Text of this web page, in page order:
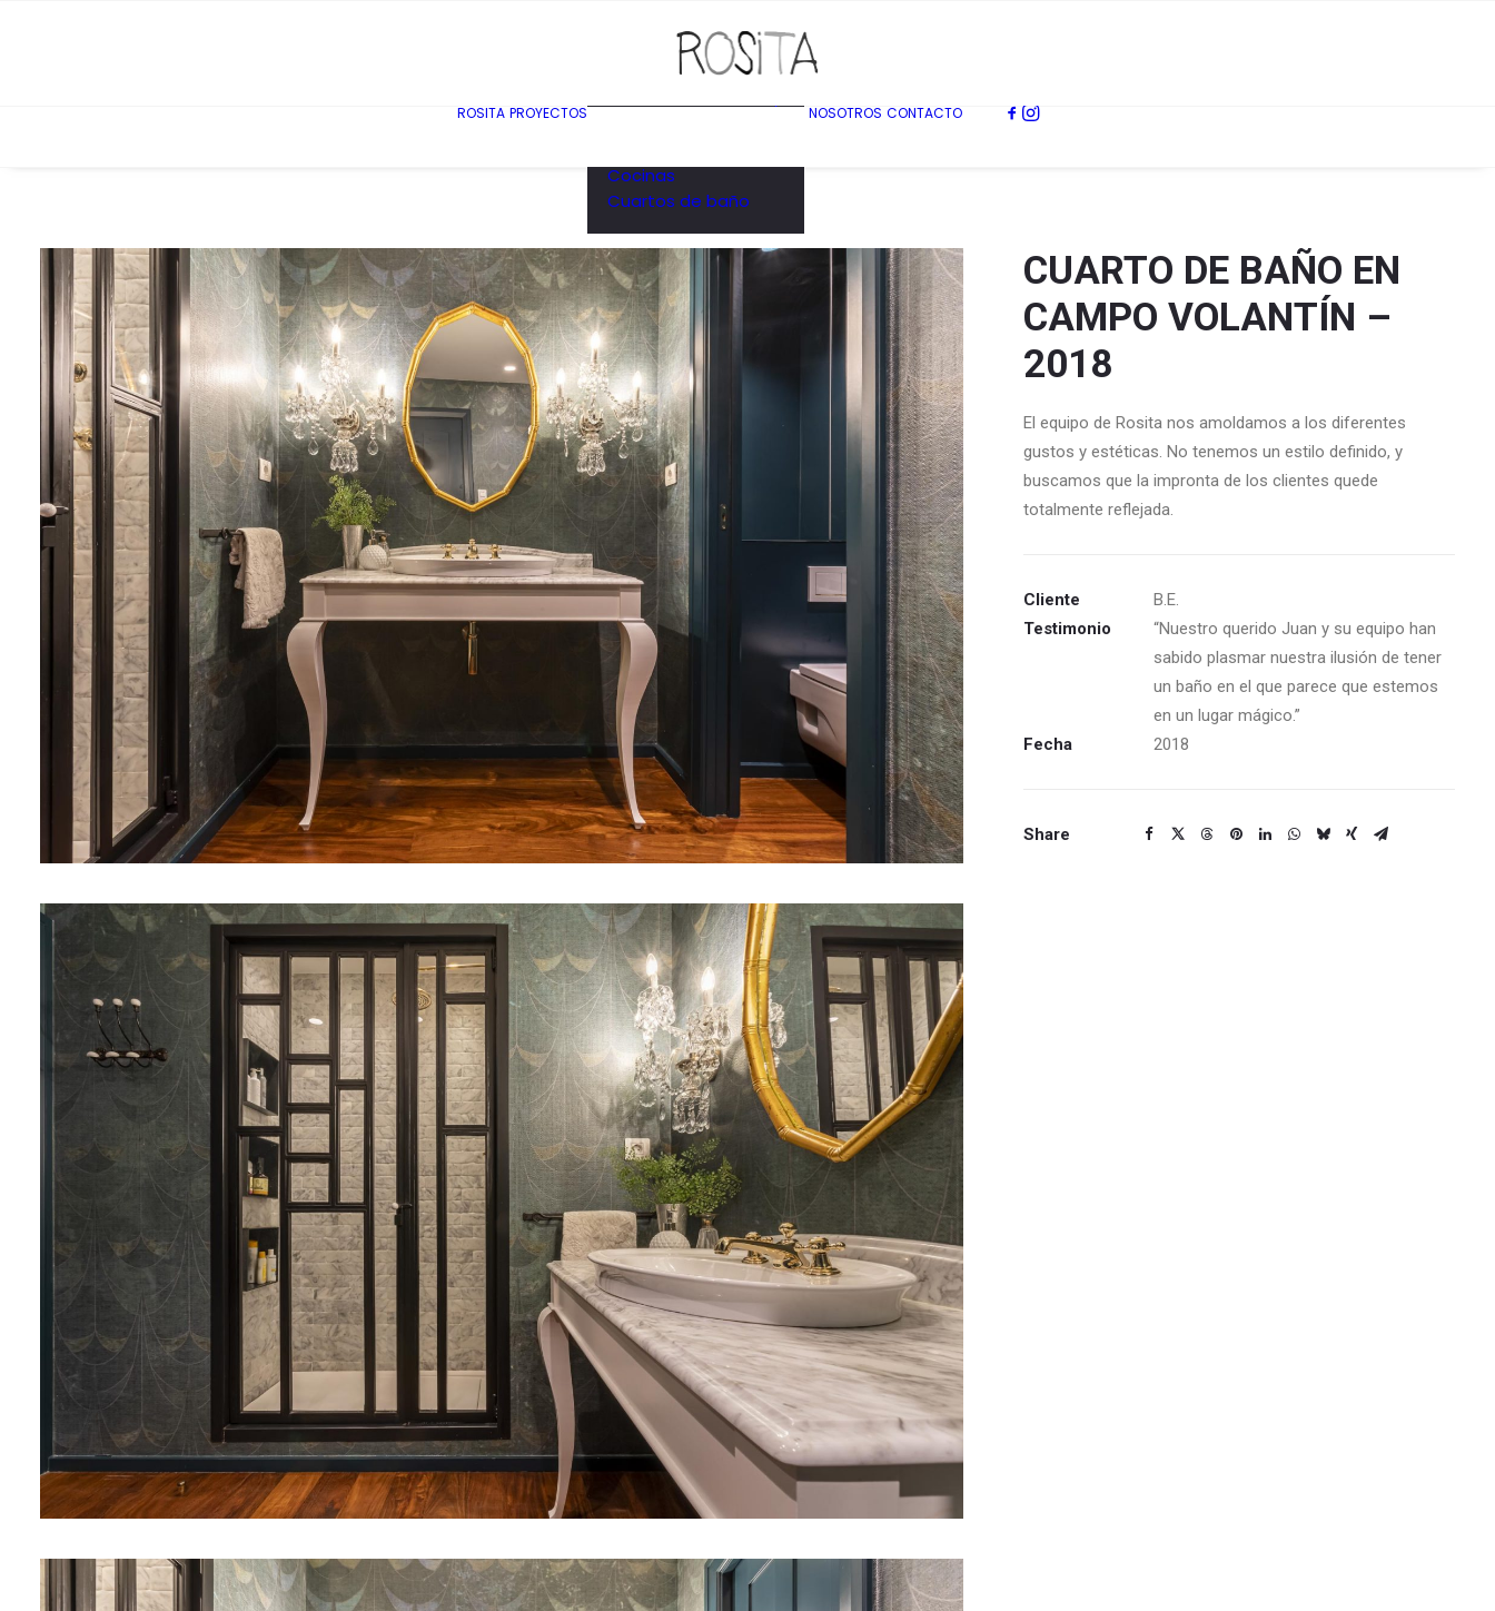
ROSITA PROYECTOS
Viviendas
Cocinas
Cuartos de baño
NOSOTROS CONTACTO
CUARTO DE BAÑO EN
CAMPO VOLANTÍN –
2018
El equipo de Rosita nos amoldamos a los diferentes
gustos y estéticas. No tenemos un estilo definido, y
buscamos que la impronta de los clientes quede
totalmente reflejada.
Cliente
B.E.
Testimonio
“Nuestro querido Juan y su equipo han
sabido plasmar nuestra ilusión de tener
un baño en el que parece que estemos
en un lugar mágico.”
Fecha
2018
Share